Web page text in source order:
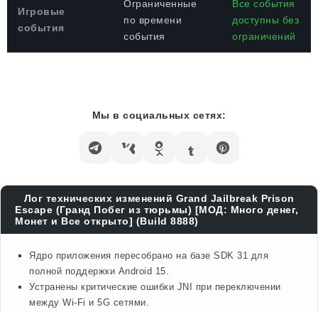
Игровые
события
Ограниченные
по времени
события
Все события
доступны без
ограничений
Мы в социальных сетях:
Лог технических изменений Grand Jailbreak Prison
Escape (Гранд Побег из тюрьмы) [МОД: Много денег,
Монет и Все открыто] (Build 8888)
Ядро приложения пересобрано на базе SDK 31 для
полной поддержки Android 15.
Устранены критические ошибки JNI при переключении
между Wi-Fi и 5G сетями.